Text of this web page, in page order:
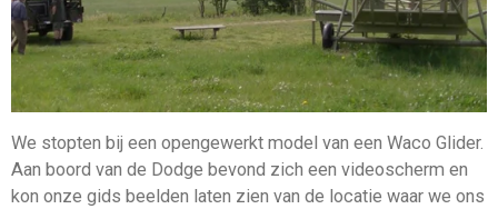
We stopten bij een opengewerkt model van een Waco Glider.
Aan boord van de Dodge bevond zich een videoscherm en
kon onze gids beelden laten zien van de locatie waar we ons